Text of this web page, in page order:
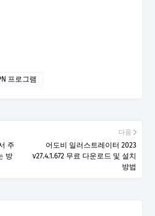
프로그램
다음
어도비 일러스트레이터 2023
v27.4.1.672 무료 다운로드 및 설치
방법
주
방